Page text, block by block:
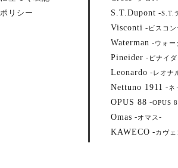
リシー
S.T.Dupont -S.T.
Visconti - ビスコ
Waterman -ウォー
Pineider - ピナイ
Leonardo -レオナ
Nettuno 1911 -ネ
OPUS 88 -OPUS
Omas -オマス -
KAWECO -カヴェ